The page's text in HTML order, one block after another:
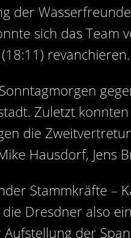
der
sich das
revanchieren.
Zuletzt
die
Hausdorf, Jens
Stammkräfte –
Dresdner also
der